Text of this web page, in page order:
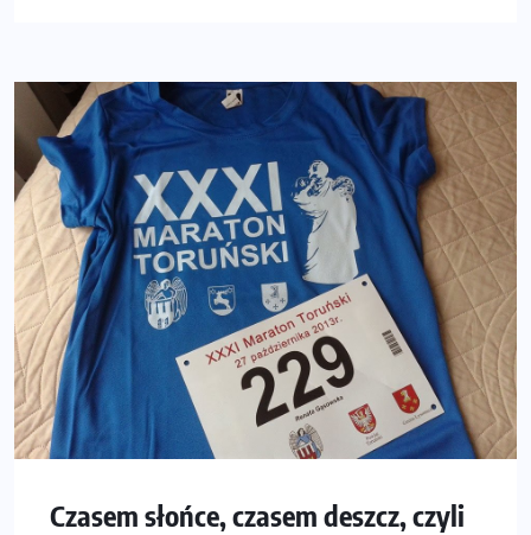
Czasem słońce, czasem deszcz, czyli